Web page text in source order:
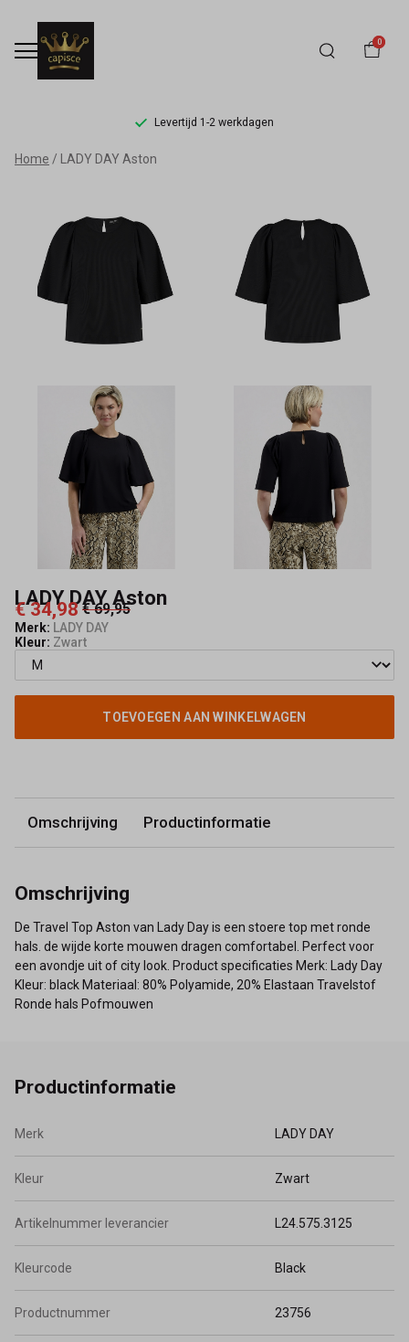
0
Levertijd 1-2 werkdagen
LADY
Aston
Capisce
Mode
Home LADY DAY Aston
LADY DAY Aston
€ 34,98 € 69,95
Merk: LADY DAY
Kleur: Zwart
TOEVOEGEN AAN WINKELWAGEN
Omschrijving Productinformatie
Omschrijving
De Travel Top Aston van Lady Day is een stoere top met ronde
hals. de wijde korte mouwen dragen comfortabel. Perfect voor
een avondje uit of city look. Product specificaties Merk: Lady Day
Kleur: black Materiaal: 80% Polyamide, 20% Elastaan Travelstof
Ronde hals Pofmouwen
Productinformatie
Merk LADY DAY
Kleur Zwart
Artikelnummer leverancier L24.575.3125
Kleurcode Black
Productnummer 23756